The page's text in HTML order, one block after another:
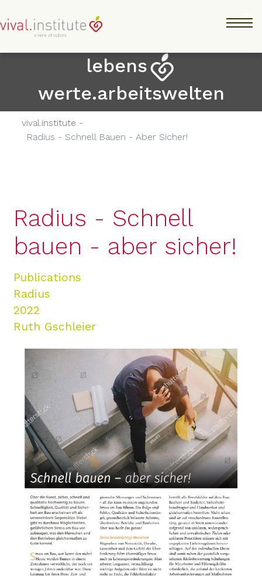
content
lebens
werte.arbeitswelten
vival.institute -
Radius - Schnell Bauen - Aber Sicher!
Radius - Schnell
bauen - aber sicher!
Publications
Radius
2022
Ruth Gschleier